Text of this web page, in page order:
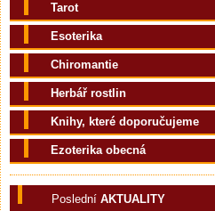
Tarot
Esoterika
Chiromantie
Herbář rostlin
Knihy, které doporučujeme
Ezoterika obecná
Poslední AKTUALITY